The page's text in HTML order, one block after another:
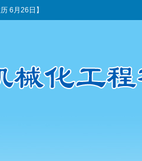
历 6月26日】